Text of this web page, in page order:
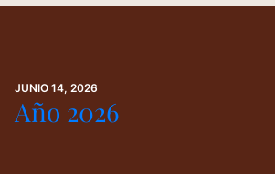
JUNIO 14, 2026
Año 2026